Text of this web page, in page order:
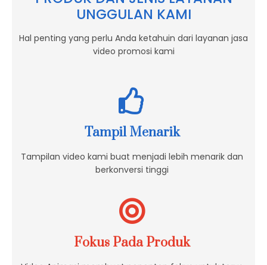
UNGGULAN KAMI
Hal penting yang perlu Anda ketahuin dari layanan jasa
video promosi kami
Tampil Menarik
Tampilan video kami buat menjadi lebih menarik dan
berkonversi tinggi
Fokus Pada Produk